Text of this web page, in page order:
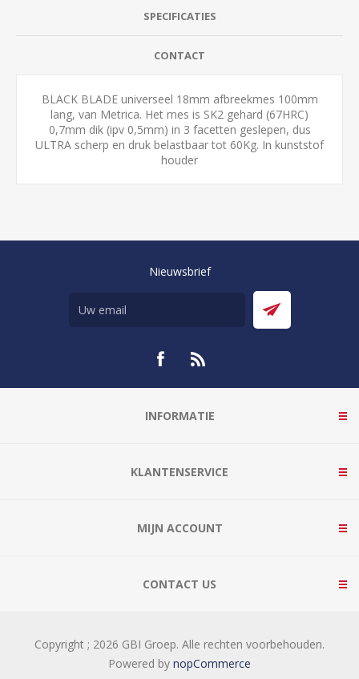
SPECIFICATIES
CONTACT
BLACK BLADE universeel 18mm afbreekmes 100mm
lang, van Metrica. Het mes is SK2 gehard (67HRC)
0,7mm dik (ipv 0,5mm) in 3 facetten geslepen, dus
ULTRA scherp en druk belastbaar tot 60Kg. In kunststof
houder
Nieuwsbrief
INFORMATIE
KLANTENSERVICE
MIJN ACCOUNT
CONTACT US
Copyright ; 2026 GBI Groep. Alle rechten voorbehouden.
Powered by nopCommerce